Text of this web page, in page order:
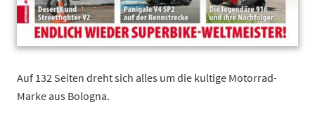
Auf 132 Seiten dreht sich alles um die kultige Motorrad-
Marke aus Bologna.